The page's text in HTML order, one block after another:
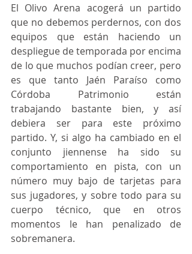
El Olivo Arena acogerá un partido
que no debemos perdernos, con dos
equipos que están haciendo un
despliegue de temporada por encima
de lo que muchos podían creer, pero
es que tanto Jaén Paraíso como
Córdoba Patrimonio están
trabajando bastante bien, y así
debiera ser para este próximo
partido. Y, si algo ha cambiado en el
conjunto jiennense ha sido su
comportamiento en pista, con un
número muy bajo de tarjetas para
sus jugadores, y sobre todo para su
cuerpo técnico, que en otros
momentos le han penalizado de
sobremanera.